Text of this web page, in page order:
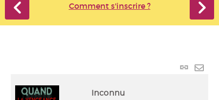
Comment s'inscrire ?
Lien
Inconnu